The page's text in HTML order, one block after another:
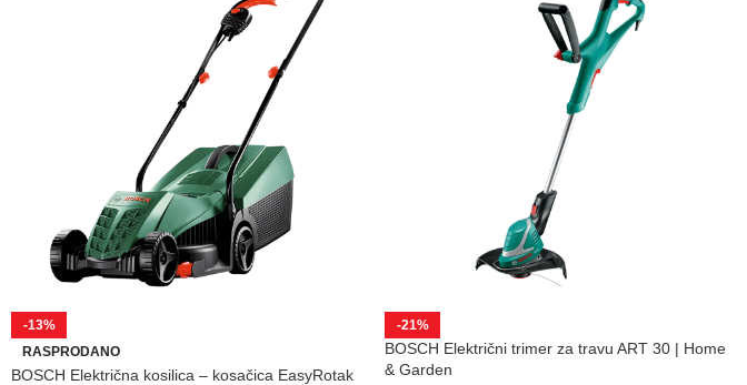
-13%
RASPRODANO
BOSCH Električna kosilica – kosačica EasyRotak
-21%
BOSCH Električni trimer za travu ART 30 | Home
& Garden